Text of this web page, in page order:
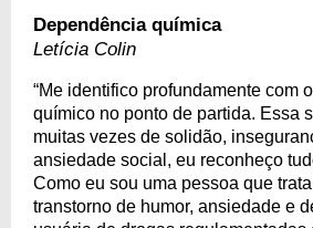
Dependência química
Letícia Colin
“Me identifico profundamente com
químico no ponto de partida. Essa
muitas vezes de solidão,
ansiedade social, eu reconheço
Como eu sou uma pessoa que
transtorno de humor, ansiedade e